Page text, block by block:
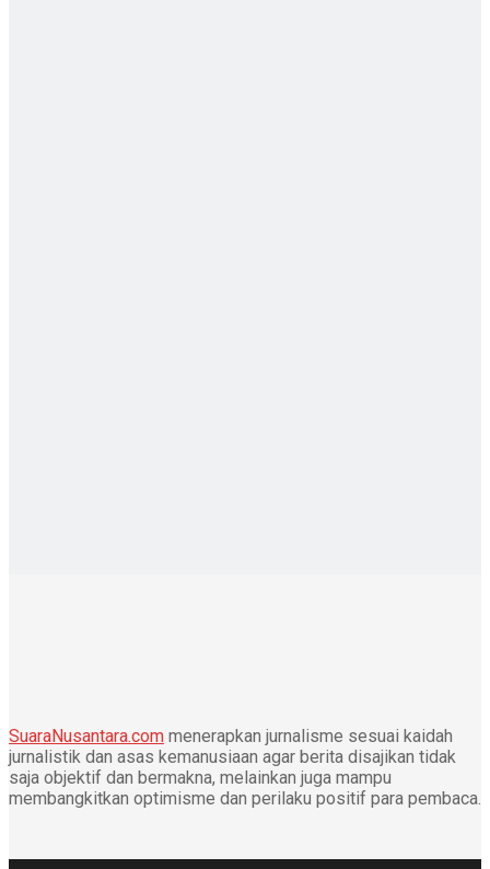
SuaraNusantara.com menerapkan jurnalisme sesuai kaidah
jurnalistik dan asas kemanusiaan agar berita disajikan tidak
saja objektif dan bermakna, melainkan juga mampu
membangkitkan optimisme dan perilaku positif para pembaca.